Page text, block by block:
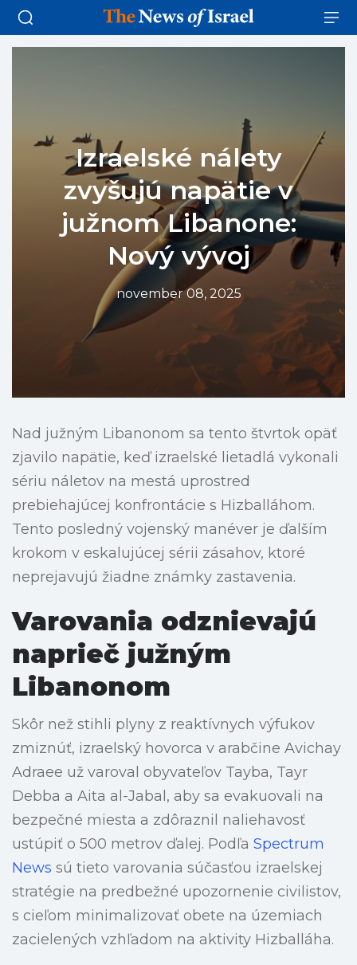
Izraelské nálety
zvyšujú napätie v
južnom Libanone:
Nový vývoj
november 08, 2025
Nad južným Libanonom sa tento štvrtok opäť
zjavilo napätie, keď izraelské lietadlá vykonali
sériu náletov na mestá uprostred
prebiehajúcej konfrontácie s Hizballáhom.
Tento posledný vojenský manéver je ďalším
krokom v eskalujúcej sérii zásahov, ktoré
neprejavujú žiadne známky zastavenia.
Varovania odznievajú
naprieč južným
Libanonom
Skôr než stihli plyny z reaktívnych výfukov
zmiznúť, izraelský hovorca v arabčine Avichay
Adraee už varoval obyvateľov Tayba, Tayr
Debba a Aita al-Jabal, aby sa evakuovali na
bezpečné miesta a zdôraznil naliehavosť
ustúpiť o 500 metrov ďalej. Podľa Spectrum
News sú tieto varovania súčasťou izraelskej
stratégie na predbežné upozornenie civilistov,
s cieľom minimalizovať obete na územiach
zacielených vzhľadom na aktivity Hizballáha.